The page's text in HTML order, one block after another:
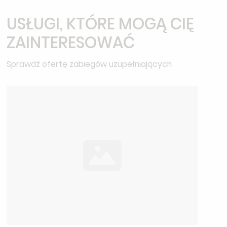
USŁUGI, KTÓRE MOGĄ CIĘ
ZAINTERESOWAĆ
Sprawdź ofertę zabiegów uzupełniających